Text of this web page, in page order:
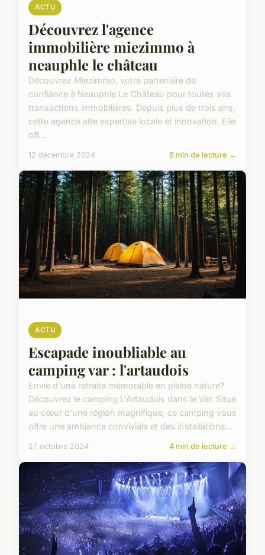
ACTU
Découvrez l'agence
immobilière miezimmo à
neauphle le château
Découvrez Miezimmo, votre partenaire de
confiance à Neauphle Le Château pour toutes vos
transactions immobilières. Depuis plus de trois ans,
cette agence allie expertise locale et innovation. Elle
off...
12 décembre 2024 6 min de lecture →
ACTU
Escapade inoubliable au
camping var : l'artaudois
Envie d'une retraite mémorable en pleine nature?
Découvrez le camping L'Artaudois dans le Var. Situé
au cœur d'une région magnifique, ce camping vous
offre une ambiance conviviale et des installations...
27 octobre 2024 4 min de lecture →